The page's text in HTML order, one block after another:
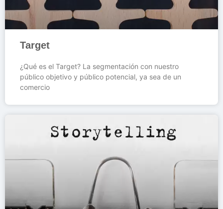
Target
¿Qué es el Target? La segmentación con nuestro
público objetivo y público potencial, ya sea de un
comercio